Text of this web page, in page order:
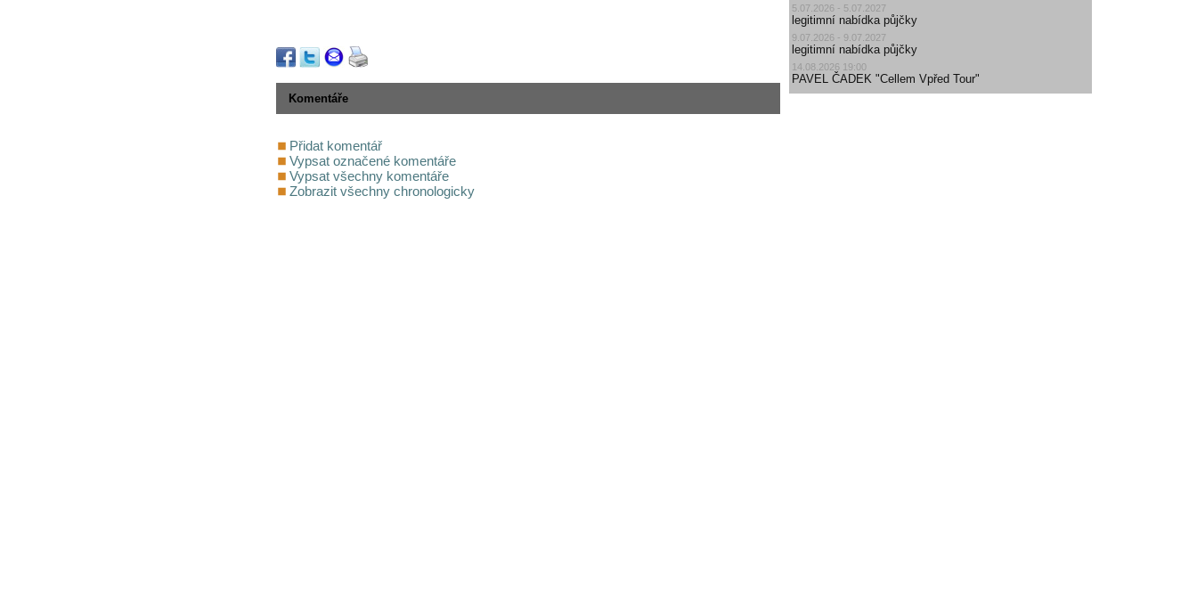
Komentáře
Přidat komentář
Vypsat označené komentáře
Vypsat všechny komentáře
Zobrazit všechny chronologicky
5.07.2026 - 5.07.2027
legitimní nabídka půjčky
9.07.2026 - 9.07.2027
legitimní nabídka půjčky
14.08.2026 19:00
PAVEL ČADEK "Cellem Vpřed Tour"